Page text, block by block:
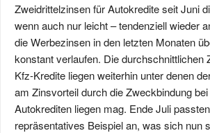
Zweidrittelzinsen für Autokredite seit Juni
wenn auch nur leicht – tendenziell wieder
die Werbezinsen in den letzten Monaten
konstant verlaufen. Die durchschnittlichen
Kfz-Kredite liegen weiterhin unter denen
am Zinsvorteil durch die Zweckbindung bei
Autokrediten liegen mag. Ende Juli
repräsentatives Beispiel an, was sich nun